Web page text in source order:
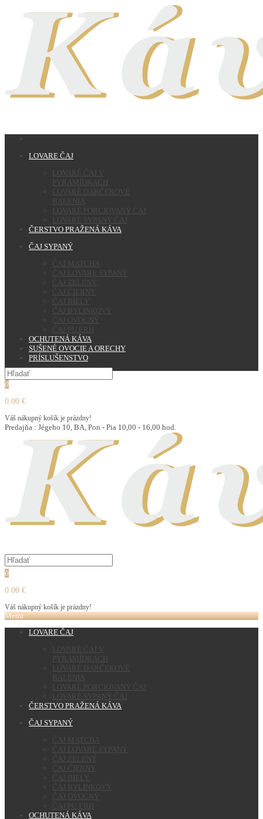
LOVARE ČAJ
LOVARÉ ČAJ V
PYRAMÍDKACH
LOVARÉ DARČEKOVÉ
BALENIA
LOVARÉ PORCIOVANÝ ČAJ
LOVARÉ SYPANÝ ČAJ
ČERSTVO PRAŽENÁ KÁVA
ČAJ SYPANÝ
ČAJ MATCHA
ČAJ LOVARE SYPANÝ
ČAJ ZELENÝ
ČAJ ČIERNY
ČAJ BIELY
ČAJ BYLINKOVÝ
ČAJ OVOCNÝ
ČAJ PU ERH
OCHUTENÁ KÁVA
SUŠENÉ OVOCIE A ORECHY
PRÍSLUŠENSTVO
0
0.00 €
Váš nákupný košík je prázdny!
Predajňa : Jégeho 10, BA, Pon - Pia 10,00 - 16,00 hod.
0
0.00 €
Váš nákupný košík je prázdny!
Menu
LOVARE ČAJ
LOVARÉ ČAJ V
PYRAMÍDKACH
LOVARÉ DARČEKOVÉ
BALENIA
LOVARÉ PORCIOVANÝ ČAJ
LOVARÉ SYPANÝ ČAJ
ČERSTVO PRAŽENÁ KÁVA
ČAJ SYPANÝ
ČAJ MATCHA
ČAJ LOVARE SYPANÝ
ČAJ ZELENÝ
ČAJ ČIERNY
ČAJ BIELY
ČAJ BYLINKOVÝ
ČAJ OVOCNÝ
ČAJ PU ERH
OCHUTENÁ KÁVA